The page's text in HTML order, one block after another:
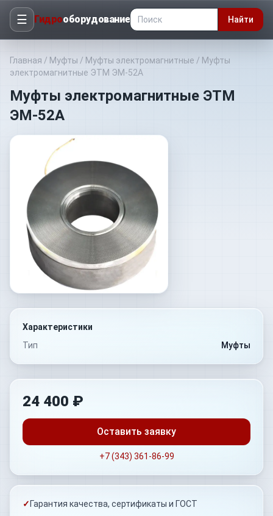
☰ Гидрооборудование Найти
Главная / Муфты / Муфты электромагнитные / Муфты
электромагнитные ЭТМ ЭМ-52А
Муфты электромагнитные ЭТМ
ЭМ-52А
Характеристики
Тип
Муфты
24 400 ₽
Оставить заявку
+7 (343) 361-86-99
✓ Гарантия качества, сертификаты и ГОСТ